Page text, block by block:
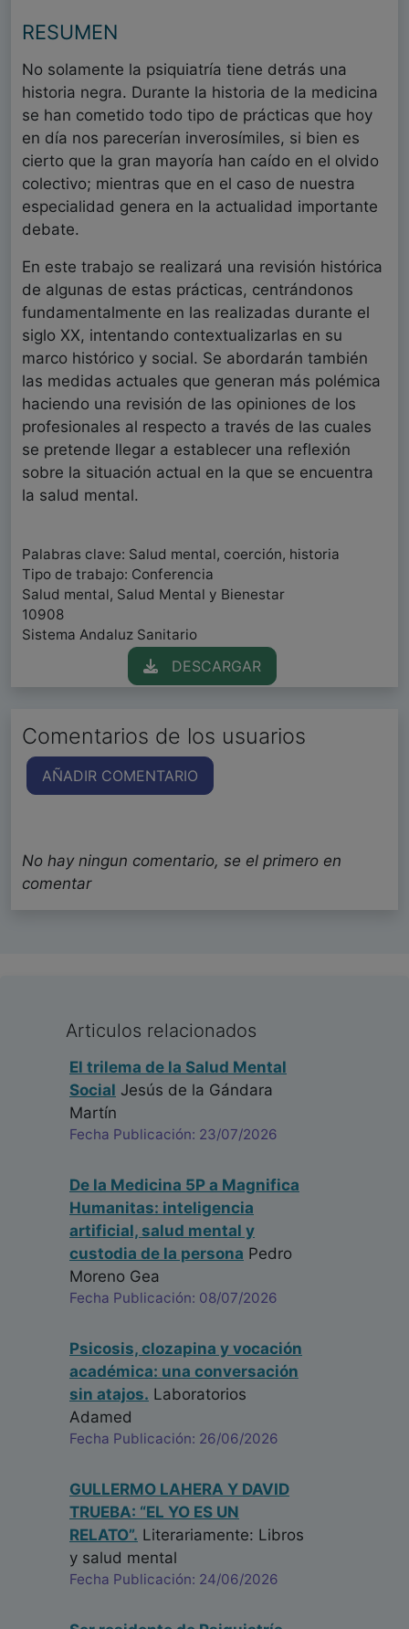
RESUMEN
No solamente la psiquiatría tiene detrás una
historia negra. Durante la historia de la medicina
se han cometido todo tipo de prácticas que hoy
en día nos parecerían inverosímiles, si bien es
cierto que la gran mayoría han caído en el olvido
colectivo; mientras que en el caso de nuestra
especialidad genera en la actualidad importante
debate.
En este trabajo se realizará una revisión histórica
de algunas de estas prácticas, centrándonos
fundamentalmente en las realizadas durante el
siglo XX, intentando contextualizarlas en su
marco histórico y social. Se abordarán también
las medidas actuales que generan más polémica
haciendo una revisión de las opiniones de los
profesionales al respecto a través de las cuales
se pretende llegar a establecer una reflexión
sobre la situación actual en la que se encuentra
la salud mental.
Palabras clave: Salud mental, coerción, historia
Tipo de trabajo: Conferencia
Salud mental, Salud Mental y Bienestar
10908
Sistema Andaluz Sanitario
DESCARGAR
Comentarios de los usuarios
AÑADIR COMENTARIO
No hay ningun comentario, se el primero en
comentar
Articulos relacionados
El trilema de la Salud Mental
Social Jesús de la Gándara
Martín
Fecha Publicación: 23/07/2026
De la Medicina 5P a Magnifica
Humanitas: inteligencia
artificial, salud mental y
custodia de la persona Pedro
Moreno Gea
Fecha Publicación: 08/07/2026
Psicosis, clozapina y vocación
académica: una conversación
sin atajos. Laboratorios
Adamed
Fecha Publicación: 26/06/2026
GULLERMO LAHERA Y DAVID
TRUEBA: “EL YO ES UN
RELATO”. Literariamente: Libros
y salud mental
Fecha Publicación: 24/06/2026